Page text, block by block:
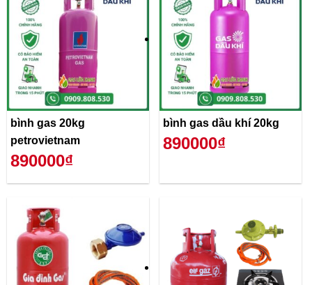
bình gas 20kg
petrovietnam
890000₫
bình gas dầu khí 20kg
890000₫